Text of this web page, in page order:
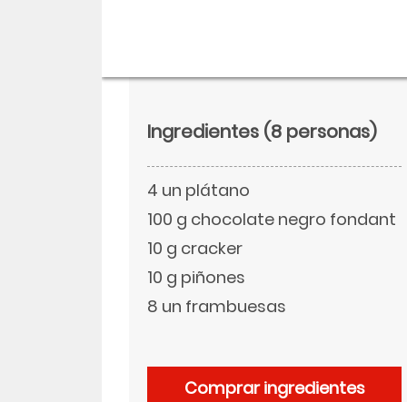
Ingredientes (8 personas)
4 un plátano
100 g chocolate negro fondant
10 g cracker
10 g piñones
8 un frambuesas
Comprar ingredientes